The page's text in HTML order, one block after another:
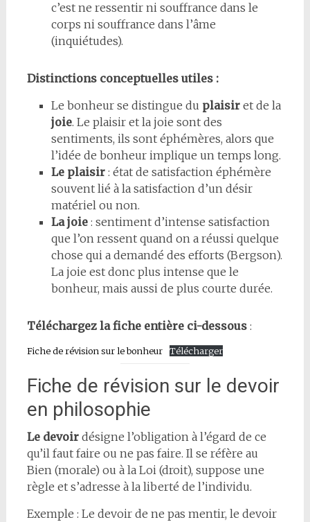
c’est ne ressentir ni souffrance dans le
corps ni souffrance dans l’âme
(inquiétudes).
Distinctions conceptuelles utiles :
Le bonheur se distingue du plaisiret de la
joie. Le plaisir et la joie sont des
sentiments, ils sont éphémères, alors que
l’idée de bonheur implique un temps long.
Le plaisir : état de satisfaction éphémère
souvent lié à la satisfaction d’un désir
matériel ou non.
La joie: sentiment d’intense satisfaction
que l’on ressent quand on a réussi quelque
chose qui a demandé des efforts (Bergson).
La joie est donc plus intense que le
bonheur, mais aussi de plus courte durée.
Téléchargez la fiche entière ci-dessous:
Fiche de révision sur le bonheur Télécharger
Fiche de révision sur le devoir
en philosophie
Le devoirdésigne l’obligation à l’égard de ce
qu’il faut faire ou ne pas faire. Il se réfère au
Bien (morale) ou à la Loi (droit), suppose une
règle et s’adresse à la liberté de l’individu.
Exemple : Le devoir de ne pas mentir, le devoir